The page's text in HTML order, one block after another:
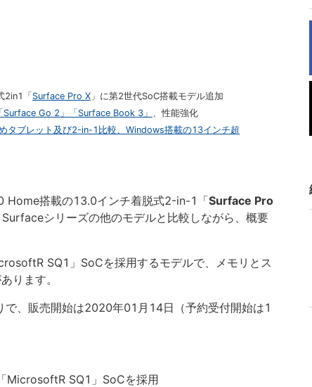
「 Surface Pro X 」に第2世代SoC搭載モデル追加
「Surface Go 2」「Surface Book 3」 、性能強化
タブレット及び2-in-1比較、Windows搭載の13インチ超
Home搭載の13.0インチ着脱式2-in-1「Surface Pro
シリーズの他のモデルと比較しながら、概要
SQ1」SoCを採用するモデルで、メモリとス
ります。
で、販売開始は2020年01月14日（予約受付開始は1
MicrosoftR SQ1」SoCを採用